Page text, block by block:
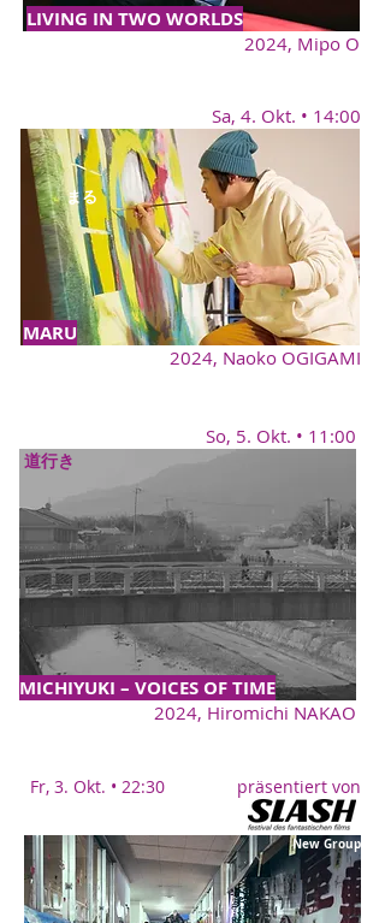
LIVING IN TWO WORLDS
2024, Mipo O
Sa, 4. Okt. • 14:00
まる
MARU
2024, Naoko OGIGAMI
So, 5. Okt. • 11:00
MICHIYUKI – VOICES OF TIME
道行き
2024, Hiromichi NAKAO
Fr, 3. Okt. • 22:30 präsentiert von
New Group